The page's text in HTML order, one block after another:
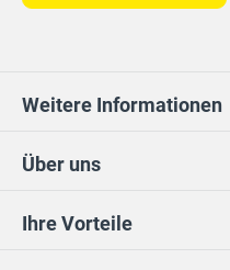
Ihre Vorteile
Über uns
Weitere Informationen